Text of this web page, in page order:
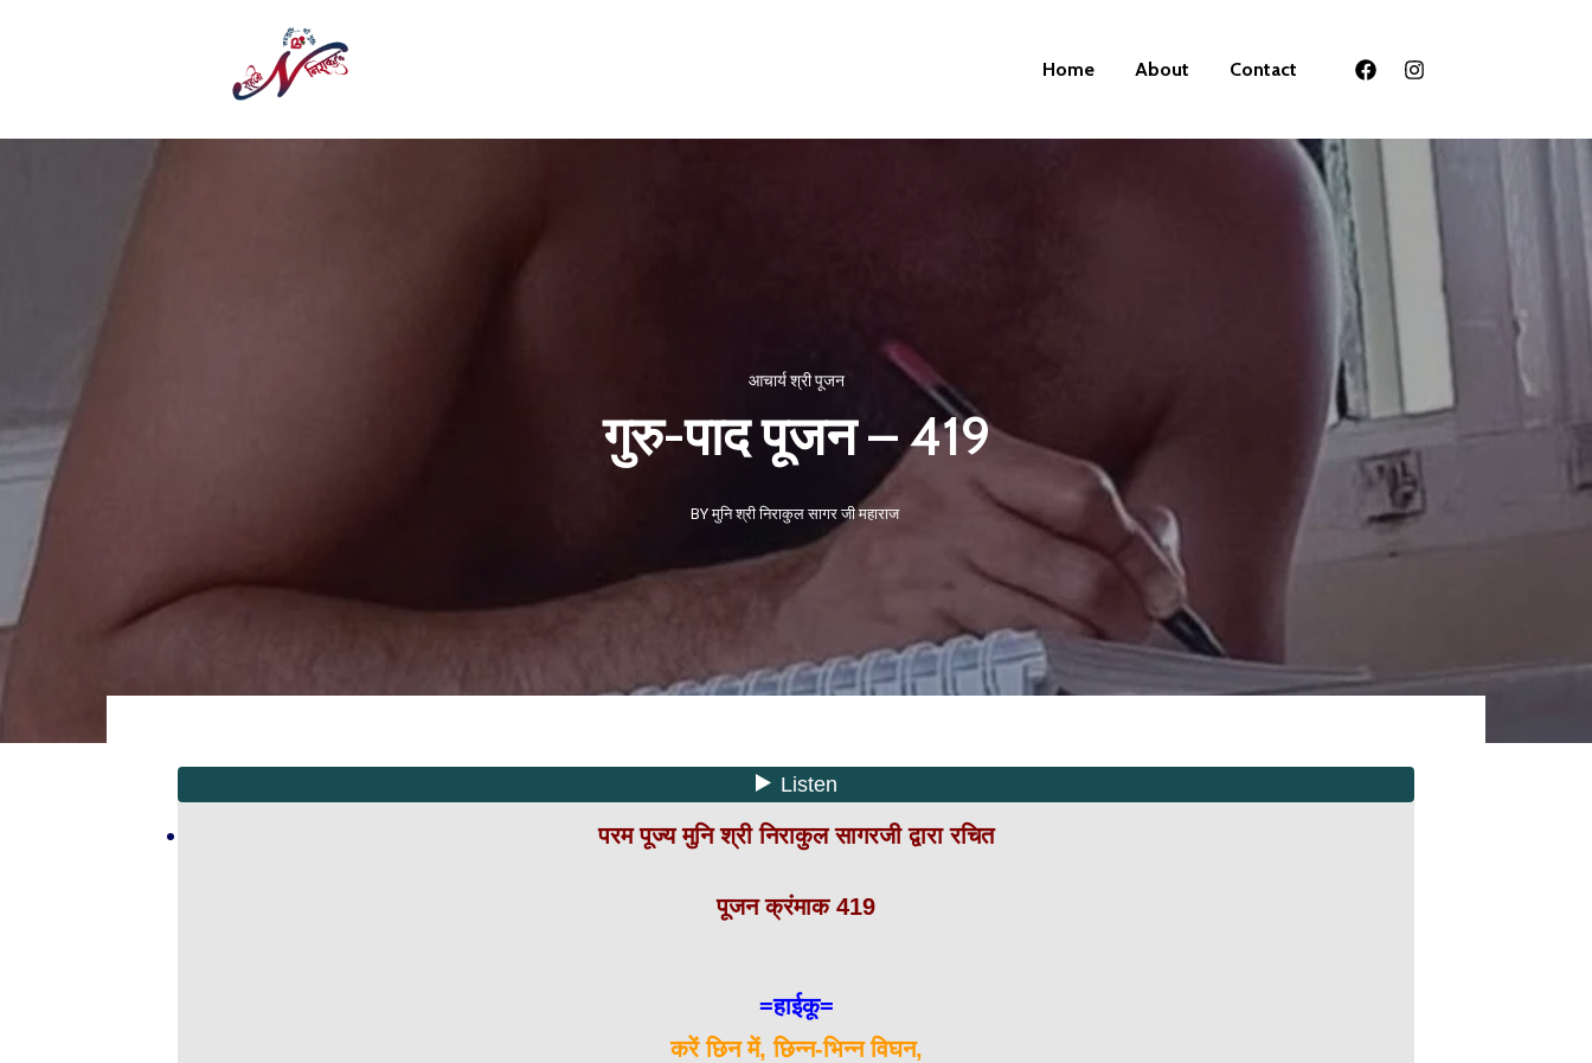
Home About Contact
आचार्य श्री पूजन
गुरु-पाद पूजन – 419
BY मुनि श्री निराकुल सागर जी महाराज
परम पूज्य मुनि श्री निराकुल सागरजी द्वारा रचित
पूजन क्रंमाक 419
=हाईकू=
करें छिन में, छिन्न-भिन्न विघन,